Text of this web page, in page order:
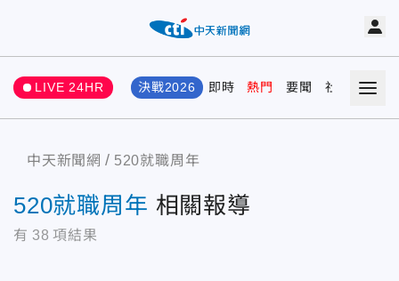
LIVE 24HR 決戰2026 即時 熱門 要聞 社會 娛樂
中天新聞網 520就職周年
520就職周年 相關報導
有 38 項結果